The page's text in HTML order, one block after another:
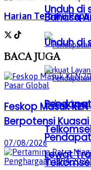
Unduh di
Lewat
Bahasa
Unduh di
Harian Terbaru
BACAJUGA
Feskop Masuk
Berpotensi
07/08/2026